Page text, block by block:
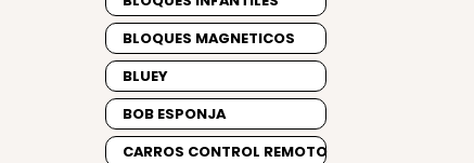
BLOQUES MAGNETICOS
BLUEY
BOB ESPONJA
CARROS CONTROL REMOTO